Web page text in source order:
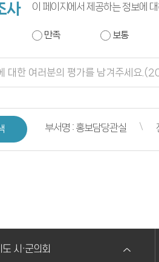
사 이 페이지에서 제공하는 정보에
만족 보통
부서명 : 홍보담당관실
시·군의회